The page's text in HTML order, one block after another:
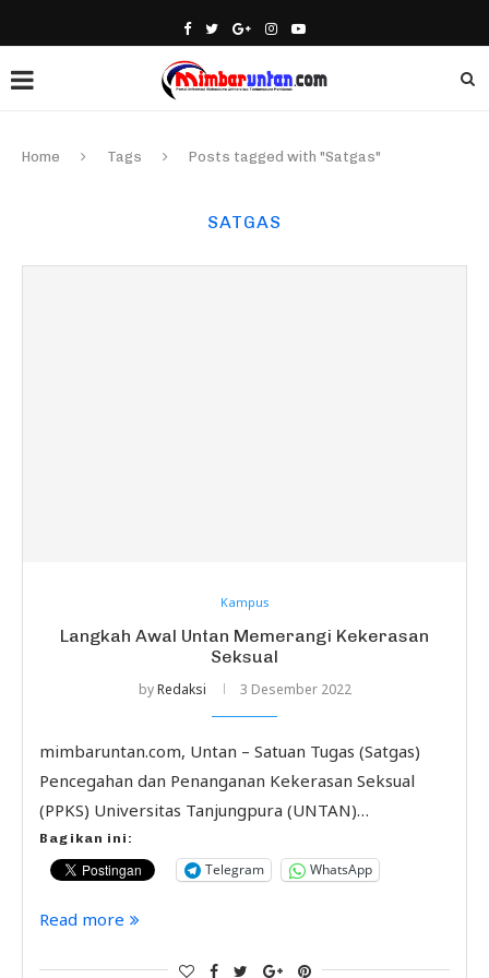
Home Tags Posts tagged with "Satgas"
SATGAS
Kampus
Langkah Awal Untan Memerangi Kekerasan
Seksual
byRedaksi 3 Desember 2022
mimbaruntan.com, Untan – Satuan Tugas (Satgas)
Pencegahan dan Penanganan Kekerasan Seksual
(PPKS) Universitas Tanjungpura (UNTAN)…
Bagikan ini:
Telegram WhatsApp
Read more